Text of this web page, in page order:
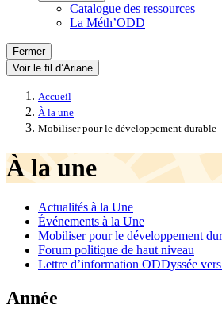
Catalogue des ressources
La Méth’ODD
Fermer
Voir le fil d’Ariane
Accueil
À la une
Mobiliser pour le développement durable
À la une
Actualités à la Une
Événements à la Une
Mobiliser pour le développement
Forum politique de haut niveau
Lettre d’information ODDyssée
Année